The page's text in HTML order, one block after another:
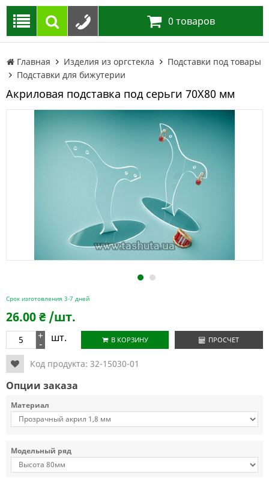
0 товаров
Главная Изделия из оргстекла
Подставки под товары
Подставки для бижутерии
Акриловая подставка под серьги 70Х80 мм
1 2
Срок изготовления 3-7 дней
26.00₴ /шт.
+
- шт. В КОРЗИНУ ПРОСЧЕТ
Код продукта: 32-15030-01
Опции заказа
Материал
Модельный ряд